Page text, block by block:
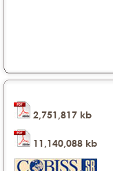
2,751,817 kb
11,140,088 kb